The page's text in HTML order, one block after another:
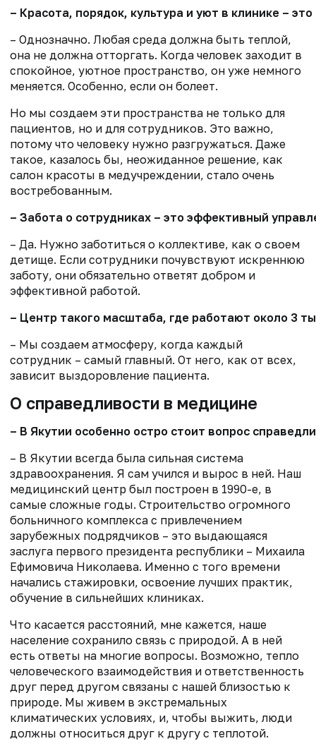
– Красота, порядок, культура и уют в клинике –
– Однозначно. Любая среда должна быть теплой,
она не должна отторгать. Когда человек заходит в
спокойное, уютное пространство, он уже немного
меняется. Особенно, если он болеет.
Но мы создаем эти пространства не только для
пациентов, но и для сотрудников. Это важно,
потому что человеку нужно разгружаться. Даже
такое, казалось бы, неожиданное решение, как
салон красоты в медучреждении, стало очень
востребованным.
– Забота о сотрудниках – это эффективный
– Да. Нужно заботиться о коллективе, как о своем
детище. Если сотрудники почувствуют искреннюю
заботу, они обязательно ответят добром и
эффективной работой.
– Центр такого масштаба, где работают около 3
– Мы создаем атмосферу, когда каждый
сотрудник – самый главный. От него, как от всех,
зависит выздоровление пациента.
О справедливости в медицине
– В Якутии особенно остро стоит вопрос
– В Якутии всегда была сильная система
здравоохранения. Я сам учился и вырос в ней. Наш
медицинский центр был построен в 1990-е, в
самые сложные годы. Строительство огромного
больничного комплекса с привлечением
зарубежных подрядчиков – это выдающаяся
заслуга первого президента республики – Михаила
Ефимовича Николаева. Именно с того времени
начались стажировки, освоение лучших практик,
обучение в сильнейших клиниках.
Что касается расстояний, мне кажется, наше
население сохранило связь с природой. А в ней
есть ответы на многие вопросы. Возможно, тепло
человеческого взаимодействия и ответственность
друг перед другом связаны с нашей близостью к
природе. Мы живем в экстремальных
климатических условиях, и, чтобы выжить, люди
должны относиться друг к другу с теплотой.